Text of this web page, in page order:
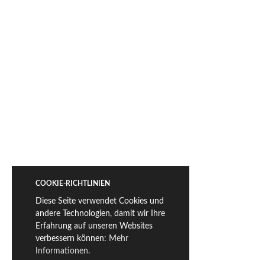
COOKIE-RICHTLINIEN
Diese Seite verwendet Cookies und
andere Technologien, damit wir Ihre
Erfahrung auf unseren Websites
verbessern können: Mehr
Informationen.